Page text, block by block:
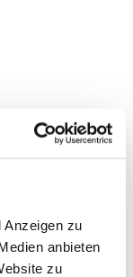
Anzeigen zu
anbieten
zu